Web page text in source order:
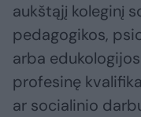
aukštąjį koleginį
pedagogikos,
arba
profesinę
ar socialinio